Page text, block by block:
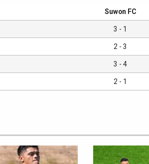
Suwon FC
3 - 1
2 - 3
3 - 4
2 - 1